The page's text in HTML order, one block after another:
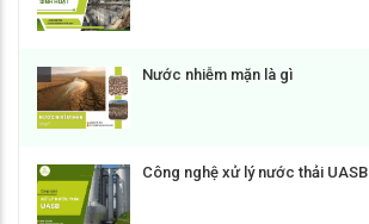
Nước nhiễm mặn là gì
Công nghệ xử lý nước thải UASB